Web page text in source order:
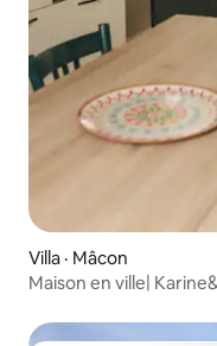
Villa · Mâcon
Maison en ville|